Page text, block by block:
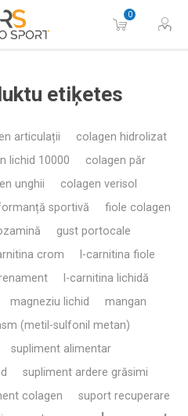
0
etiķetes
articulații
colagen hidrolizat
lichid 10000
colagen păr
unghii
colagen verisol
sportivă
fiole colagen
gust portocale
crom
l-carnitina fiole
l-carnitina lichidă
magneziu lichid
mangan
(metil-sulfonil metan)
supliment alimentar
supliment ardere grăsimi
colagen suport recuperare